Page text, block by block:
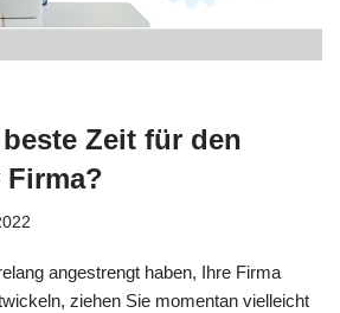
Zeit für den
Firma?
angestrengt haben, Ihre Firma
ziehen Sie momentan vielleicht